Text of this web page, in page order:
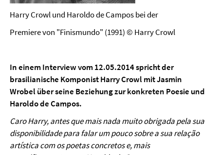
Harry Crowl und Haroldo de Campos bei der
Premiere von "Finismundo" (1991) © Harry Crowl
In einem Interview vom 12.05.2014 spricht der
brasilianische Komponist Harry Crowl mit Jasmin
Wrobel über seine Beziehung zur konkreten Poesie und
Haroldo de Campos.
Caro Harry, antes que mais nada muito obrigada pela sua
disponibilidade para falar um pouco sobre a sua relação
artística com os poetas concretos e, mais